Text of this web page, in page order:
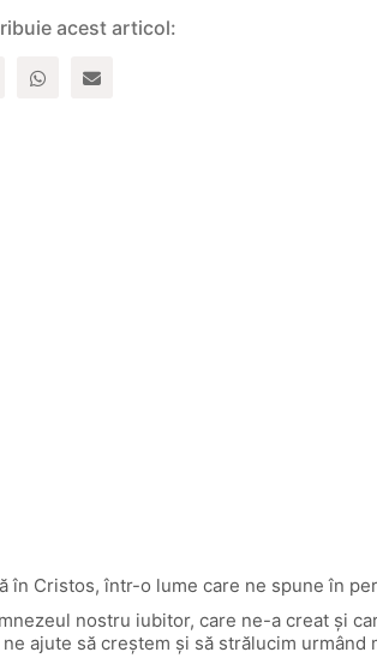
acest articol:
Cristos, într-o lume care ne spune în
nostru iubitor, care ne-a creat și
ajute să creștem și să strălucim urmând